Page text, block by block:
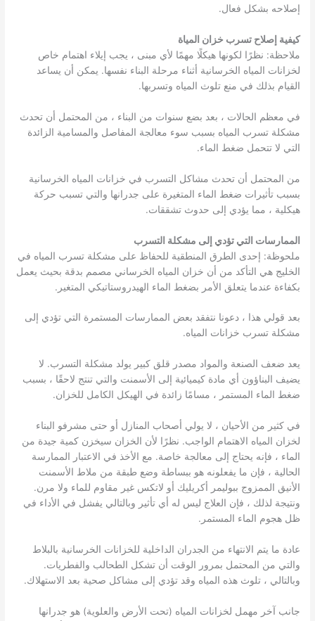
إصلاحه بشكل فعال.
كيفية إصلاح تسرب خزان المياة
ملاحظة: نظرًا لكونها هيكلًا مهمًا لأي مبنى ، يجب إيلاء اهتمام خاص
لخزانات المياه الخرسانية أثناء مرحلة البناء نفسها. يمكن أن يساعد
القيام بذلك في منع تلوث المياه وتسربها.
في معظم الحالات ، بعد بضع سنوات من البناء ، من المحتمل أن تحدث
مشكلة تسرب المياه بسبب سوء معالجة المفاصل والمسامية الزائدة
التي لا تتحمل ضغط الماء.
من المحتمل أن تحدث مشاكل التسرب في خزانات المياه الخرسانية
بسبب تأثيرات ضغط الماء المتغيرة على جدرانها والتي تسبب حركة
هيكلية ، مما يؤدي إلى حدوث تشققات.
الممارسات التي تؤدي إلى مشكلة التسرب
ملحوظة: إحدى الطرق المنطقية للحفاظ على مشكلة تسرب المياه في
الخليج هي التأكد من أن خزان المياه الخرساني مصمم بدقة بحيث يعمل
بكفاءة عندما يتعلق الأمر بضغط الماء الهيدروستاتيكي المتغير.
بعد قولي هذا ، دعونا نتفقد بعض الممارسات المستمرة التي تؤدي إلى
مشكلة تسرب خزانات المياه.
يعد ضعف الصنعة والمواد مصدر قلق كبير يولد مشكلة التسرب. لا
يضيف البناؤون أي مادة كيميائية إلى الأسمنت والتي تنتج لاحقًا ، بسبب
ضغط الماء المستمر ، مسامًا زائدة في الهيكل الكامل للخزان.
في كثير من الأحيان ، لا يولي أصحاب المنازل أو حتى مشرفو البناء
لخزان المياه الاهتمام الواجب. نظرًا لأن الخزان سيخزن كمية جيدة من
الماء ، فإنه يحتاج إلى معالجة خاصة. مع الأخذ في الاعتبار الممارسة
الحالية ، فإن ما يفعلونه هو ببساطة وضع طبقة من ملاط ​​الأسمنت
الأنيق الممزوج ببوليمر أكريليك أو لاتكس غير مقاوم للماء ولا مرن.
ونتيجة لذلك ، فإن العلاج ليس له أي تأثير وبالتالي يفشل في الأداء في
ظل هجوم الماء المستمر.
عادة ما يتم الانتهاء من الجدران الداخلية للخزانات الخرسانية بالبلاط
والتي من المحتمل بمرور الوقت أن تشكل الطحالب والفطريات.
وبالتالي ، تلوث هذه المياه وقد تؤدي إلى مشاكل صحية بعد الاستهلاك.
جانب آخر مهمل لخزانات المياه (تحت الأرض والعلوية) هو جدرانها